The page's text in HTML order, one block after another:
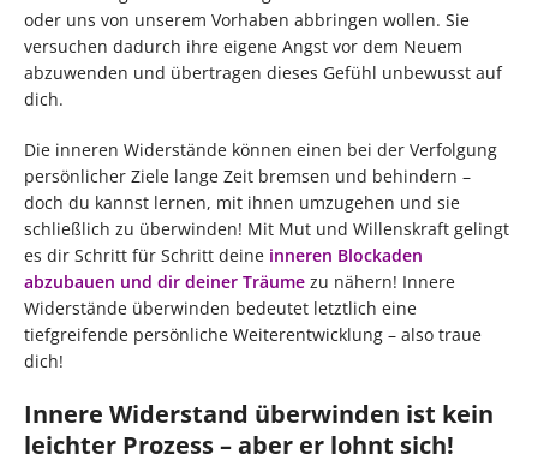
oder uns von unserem Vorhaben abbringen wollen. Sie
versuchen dadurch ihre eigene Angst vor dem Neuem
abzuwenden und übertragen dieses Gefühl unbewusst auf
dich.
Die inneren Widerstände können einen bei der Verfolgung
persönlicher Ziele lange Zeit bremsen und behindern –
doch du kannst lernen, mit ihnen umzugehen und sie
schließlich zu überwinden! Mit Mut und Willenskraft gelingt
es dir Schritt für Schritt deine inneren Blockaden
abzubauen und dir deiner Träume zu nähern! Innere
Widerstände überwinden bedeutet letztlich eine
tiefgreifende persönliche Weiterentwicklung – also traue
dich!
Innere Widerstand überwinden ist kein
leichter Prozess – aber er lohnt sich!